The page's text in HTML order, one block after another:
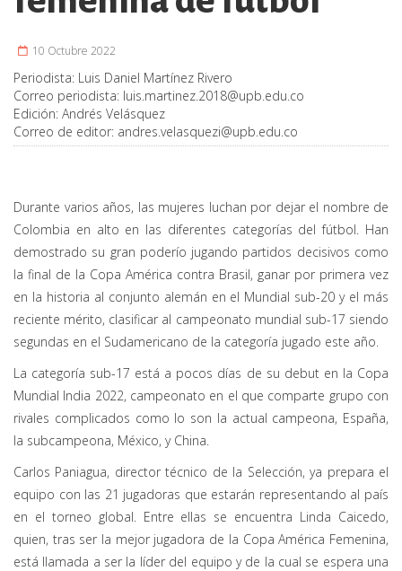
10 Octubre 2022
Periodista: Luis Daniel Martínez Rivero
Correo periodista: luis.martinez.2018@upb.edu.co
Edición: Andrés Velásquez
Correo de editor: andres.velasquezi@upb.edu.co
Durante varios años, las mujeres luchan por dejar el nombre de
Colombia en alto en las diferentes categorías del fútbol. Han
demostrado su gran poderío jugando partidos decisivos como
la final de la Copa América contra Brasil, ganar por primera vez
en la historia al conjunto alemán en el Mundial sub-20 y el más
reciente mérito, clasificar al campeonato mundial sub-17 siendo
segundas en el Sudamericano de la categoría jugado este año.
La categoría sub-17 está a pocos días de su debut en la Copa
Mundial India 2022, campeonato en el que comparte grupo con
rivales complicados como lo son la actual campeona, España,
la subcampeona, México, y China.
Carlos Paniagua, director técnico de la Selección, ya prepara el
equipo con las 21 jugadoras que estarán representando al país
en el torneo global. Entre ellas se encuentra Linda Caicedo,
quien, tras ser la mejor jugadora de la Copa América Femenina,
está llamada a ser la líder del equipo y de la cual se espera una